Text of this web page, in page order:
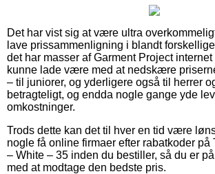
Det har vist sig at være ultra
lave prissammenligning i blandt
det har masser af Garment Project
kunne lade være med at nedskære
– til juniorer, og yderligere også til herrer
betragteligt, og endda nogle gange yde
omkostninger.
Trods dette kan det til hver en tid være
nogle få online firmaer efter rabatkoder på
– White – 35 inden du bestiller, så du er
med at modtage den bedste pris.